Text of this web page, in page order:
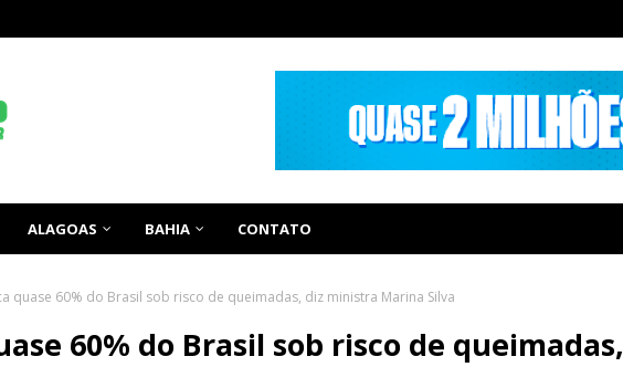
ALAGOAS BAHIA CONTATO
quase 60% do Brasil sob risco de queimadas, diz ministra Marina Silva
60% do Brasil sob risco de queimadas,